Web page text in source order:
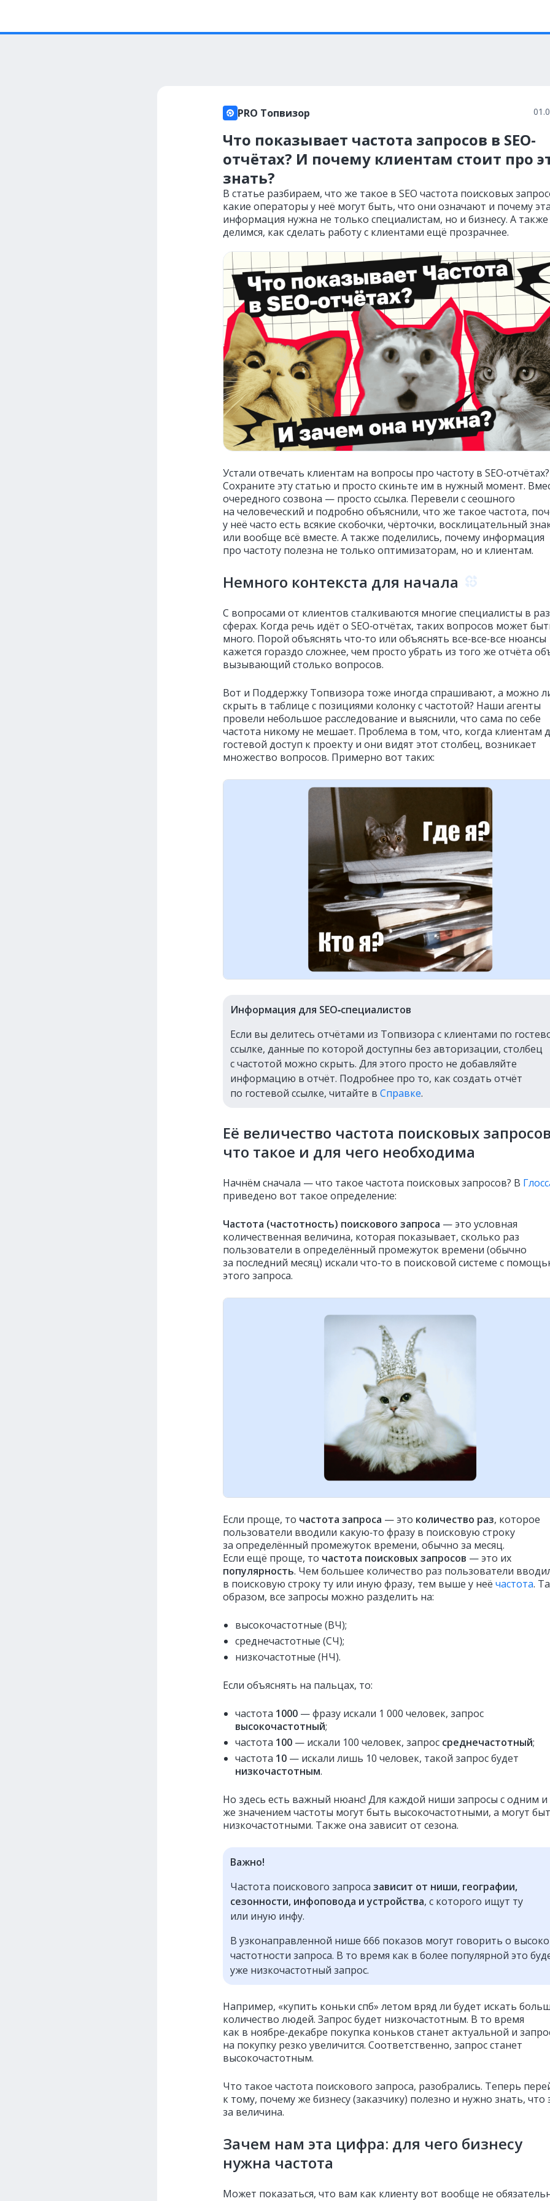
PRO Топвизор
Что показывает частота запросов в SEO-
отчётах? И почему клиентам стоит про
знать?
В статье разбираем, что же такое в SEO частота поисковых
какие операторы у неё могут быть, что они означают и почему
информация нужна не только специалистам, но и бизнесу. А также
делимся, как сделать работу с клиентами ещё прозрачнее.
Устали отвечать клиентам на вопросы про частоту в SEO‑отчётах?
Сохраните эту статью и просто скиньте им в нужный момент.
очередного созвона — просто ссылка. Перевели с сеошного
на человеческий и подробно объяснили, что же такое частота,
у неё часто есть всякие скобочки, чёрточки, восклицательный
или вообще всё вместе. А также поделились, почему информация
про частоту полезна не только оптимизаторам, но и клиентам.
Немного контекста для начала
С вопросами от клиентов сталкиваются многие специалисты в
сферах. Когда речь идёт о SEO‑отчётах, таких вопросов может
много. Порой объяснять что‑то или объяснять все‑все‑все нюансы
кажется гораздо сложнее, чем просто убрать из того же отчёта
вызывающий столько вопросов.
Вот и Поддержку Топвизора тоже иногда спрашивают, а можно
скрыть в таблице с позициями колонку с частотой? Наши агенты
провели небольшое расследование и выяснили, что сама по себе
частота никому не мешает. Проблема в том, что, когда клиентам
гостевой доступ к проекту и они видят этот столбец, возникает
множество вопросов. Примерно вот таких:
Информация для SEO‑специалистов
Если вы делитесь отчётами из Топвизора с клиентами по
ссылке, данные по которой доступны без авторизации, столбец
с частотой можно скрыть. Для этого просто не добавляйте
информацию в отчёт. Подробнее про то, как создать отчёт
по гостевой ссылке, читайте в Справке.
Её величество частота поисковых
что такое и для чего необходима
Начнём сначала — что такое частота поисковых запросов? В
приведено вот такое определение:
Частота (частотность) поискового запроса — это условная
количественная величина, которая показывает, сколько раз
пользователи в определённый промежуток времени (обычно
за последний месяц) искали что‑то в поисковой системе с
этого запроса.
Если проще, то частота запроса — это количество раз, которое
пользователи вводили какую‑то фразу в поисковую строку
за определённый промежуток времени, обычно за месяц.
Если ещё проще, то частота поисковых запросов — это их
популярность. Чем большее количество раз пользователи
в поисковую строку ту или иную фразу, тем выше у неё частота.
образом, все запросы можно разделить на:
высокочастотные (ВЧ);
среднечастотные (СЧ);
низкочастотные (НЧ).
Если объяснять на пальцах, то:
частота 1000 — фразу искали 1 000 человек, запрос
высокочастотный;
частота 100 — искали 100 человек, запрос среднечастотный;
частота 10 — искали лишь 10 человек, такой запрос будет
низкочастотным.
Но здесь есть важный нюанс! Для каждой ниши запросы с одним
же значением частоты могут быть высокочастотными, а могут
низкочастотными. Также она зависит от сезона.
Важно!
Частота поискового запроса зависит от ниши, географии,
сезонности, инфоповода и устройства, с которого ищут ту
или иную инфу.
В узконаправленной нише 666 показов могут говорить о
частотности запроса. В то время как в более популярной это
уже низкочастотный запрос.
Например, «купить коньки спб» летом вряд ли будет искать
количество людей. Запрос будет низкочастотным. В то время
как в ноябре‑декабре покупка коньков станет актуальной и
на покупку резко увеличится. Соответственно, запрос станет
высокочастотным.
Что такое частота поискового запроса, разобрались. Теперь
к тому, почему же бизнесу (заказчику) полезно и нужно знать, что
за величина.
Зачем нам эта цифра: для чего бизнесу
нужна частота
Может показаться, что вам как клиенту вот вообще не